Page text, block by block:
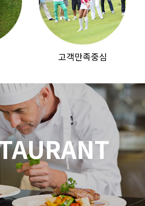
고객만족중심